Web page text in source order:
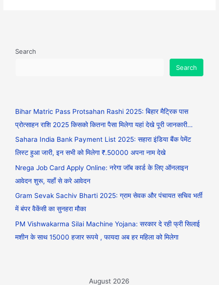
Search
Search
Bihar Matric Pass Protsahan Rashi 2025: बिहार मैट्रिक पास
प्रोत्साहन राशि 2025 किसको कितना पैसा मिलेगा यहां देखे पूरी जानकारी…
Sahara India Bank Payment List 2025: सहारा इंडिया बैंक पेमेंट
लिस्ट हुआ जारी, इन सभी को मिलेगा ₹.50000 अपना नाम देखे
Nrega Job Card Apply Online: नरेगा जॉब कार्ड के लिए ऑनलाइन
आवेदन शुरू, यहाँ से करे आवेदन
Gram Sevak Sachiv Bharti 2025: ग्राम सेवक और पंचायत सचिव भर्ती
में बंपर वैकेंसी का सुनहरा मौका
PM Vishwakarma Silai Machine Yojana: सरकार दे रही फ्री सिलाई
मशीन के साथ 15000 हजार रूपये , फायदा अब हर महिला को मिलेगा
August 2026